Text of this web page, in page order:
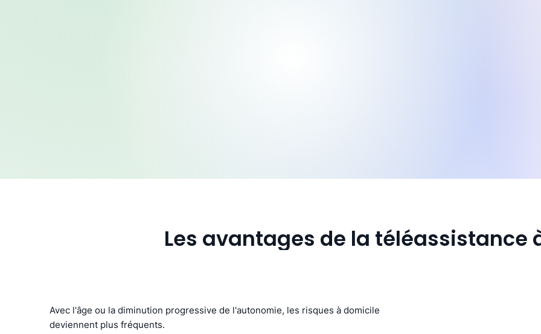
Les avantages de la téléassistance
Avec l'âge ou la diminution progressive de l'autonomie, les risques à domicile
deviennent plus fréquents.